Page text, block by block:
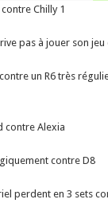
Chilly 1
pas à jouer son
un R6 très
contre Alexia
contre D8
perdent en 3 sets